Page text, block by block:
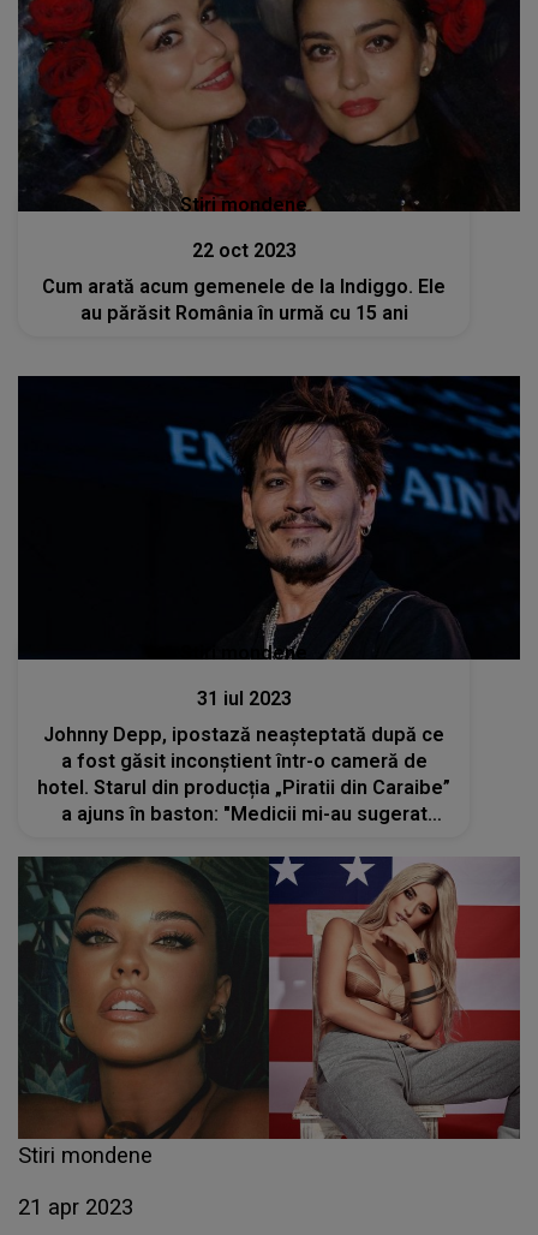
Stiri mondene
22 oct 2023
Cum arată acum gemenele de la Indiggo. Ele
au părăsit România în urmă cu 15 ani
Stiri mondene
31 iul 2023
Johnny Depp, ipostază neașteptată după ce
a fost găsit inconștient într-o cameră de
hotel. Starul din producția „Piratii din Caraibe”
a ajuns în baston: "Medicii mi-au sugerat
Stiri mondene
21 apr 2023